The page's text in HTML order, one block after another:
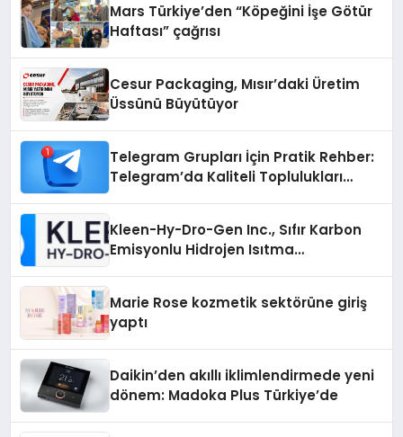
Mars Türkiye’den “Köpeğini İşe Götür
Haftası” çağrısı
Cesur Packaging, Mısır’daki Üretim
Üssünü Büyütüyor
Telegram Grupları İçin Pratik Rehber:
Telegram’da Kaliteli Toplulukları
Kleen-Hy-Dro-Gen Inc., Sıfır Karbon
Emisyonlu Hidrojen Isıtma
Marie Rose kozmetik sektörüne giriş
yaptı
Daikin’den akıllı iklimlendirmede yeni
dönem: Madoka Plus Türkiye’de